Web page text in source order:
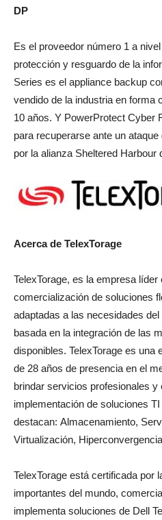
DP
Es el proveedor número 1 a
protección y resguardo de la
Series es el appliance backup
vendido de la industria en forma
10 años. Y PowerProtect Cyber
para recuperarse ante un
por la alianza Sheltered Harbour
Acerca de TelexTorage
TelexTorage, es la empresa líder
comercialización de soluciones
adaptadas a las necesidades
basada en la integración de las
disponibles. TelexTorage es una
de 28 años de presencia en el
brindar servicios profesionales
implementación de soluciones
destacan: Almacenamiento,
Virtualización,
TelexTorage está certificada por
importantes del mundo,
implementa soluciones de Dell